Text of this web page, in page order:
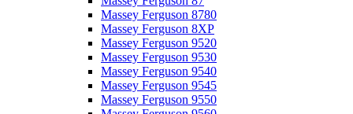
Massey Ferguson 8780
Massey Ferguson 8XP
Massey Ferguson 9520
Massey Ferguson 9530
Massey Ferguson 9540
Massey Ferguson 9545
Massey Ferguson 9550